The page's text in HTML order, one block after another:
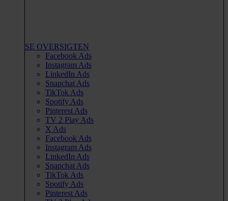
SE OVERSIGTEN
Facebook Ads
Instagram Ads
LinkedIn Ads
Snapchat Ads
TikTok Ads
Spotify Ads
Pinterest Ads
TV 2 Play Ads
X Ads
Facebook Ads
Instagram Ads
LinkedIn Ads
Snapchat Ads
TikTok Ads
Spotify Ads
Pinterest Ads